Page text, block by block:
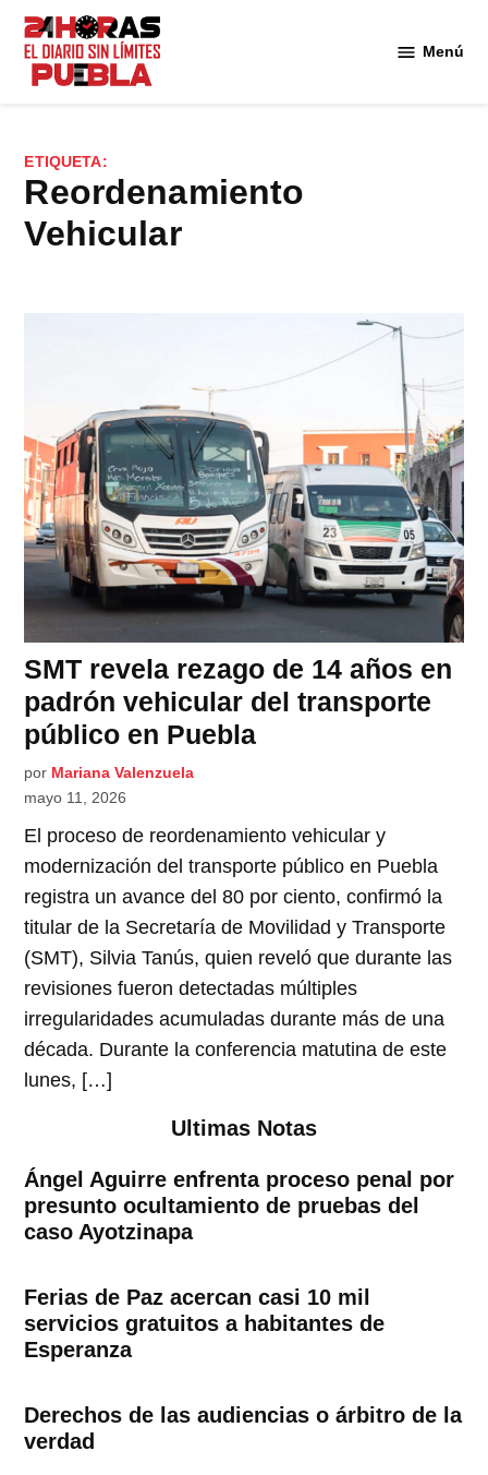
Saltar
contenido
Menú
ETIQUETA:
Reordenamiento
Vehicular
SMT revela rezago de 14 años en
padrón vehicular del transporte
público en Puebla
por Mariana Valenzuela
mayo 11, 2026
El proceso de reordenamiento vehicular y
modernización del transporte público en Puebla
registra un avance del 80 por ciento, confirmó la
titular de la Secretaría de Movilidad y Transporte
(SMT), Silvia Tanús, quien reveló que durante las
revisiones fueron detectadas múltiples
irregularidades acumuladas durante más de una
década. Durante la conferencia matutina de este
lunes, […]
Ultimas Notas
Ángel Aguirre enfrenta proceso penal por
presunto ocultamiento de pruebas del
caso Ayotzinapa
Ferias de Paz acercan casi 10 mil
servicios gratuitos a habitantes de
Esperanza
Derechos de las audiencias o árbitro de la
verdad